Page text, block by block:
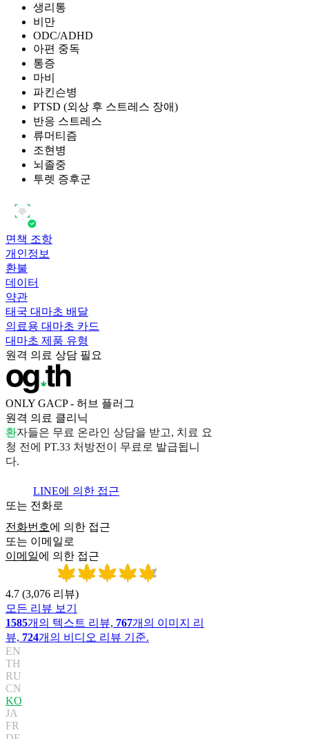
생리통
비만
ODC/ADHD
아편 중독
통증
마비
파킨슨병
PTSD (외상 후 스트레스 장애)
반응 스트레스
류머티즘
조현병
뇌졸중
투렛 증후군
면책 조항
개인정보
환불
데이터
약관
태국 대마초 배달
의료용 대마초 카드
대마초 제품 유형
원격 의료 상담 필요
ONLY GACP - 허브 플러그
원격 의료 클리닉
환자들은 무 료 온라인 상담을 받고, 치 료 요
청 전 에 PT.33 처 방전 이 무 료 로 발급됩니
다.
LINE에 의한 접근
또는 전화로
전화번호에 의한 접근
또는 이메일로
이메일에 의한 접근
4.7 (3,076 리뷰)
모든 리뷰 보기
1585개의 텍스트 리뷰, 767개의 이미지 리
뷰, 724개의 비디오 리뷰 기준.
EN
TH
RU
CN
KO
JA
FR